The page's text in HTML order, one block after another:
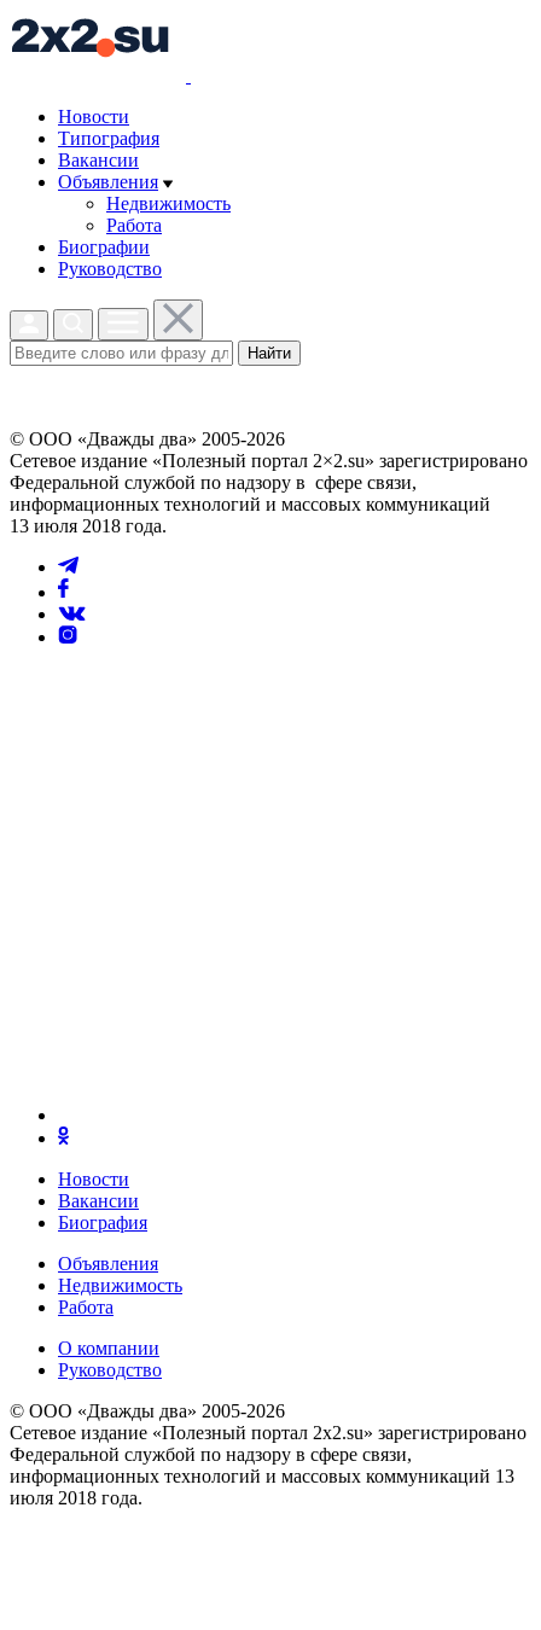
Новости
Типография
Вакансии
Объявления
Недвижимость
Работа
Биографии
Руководство
Найти
© ООО «Дважды два» 2005-2026
Сетевое издание «Полезный портал 2×2.su» зарегистрировано
Федеральной службой по надзору в сфере связи,
информационных технологий и массовых коммуникаций
13 июля 2018 года.
Новости
Вакансии
Биография
Объявления
Недвижимость
Работа
О компании
Руководство
© ООО «Дважды два» 2005-2026
Сетевое издание «Полезный портал 2x2.su» зарегистрировано
Федеральной службой по надзору в сфере связи,
информационных технологий и массовых коммуникаций 13
июля 2018 года.